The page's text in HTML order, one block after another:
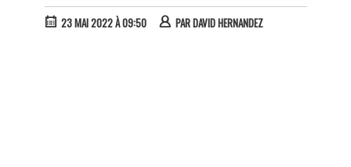
23 MAI 2022 À 09:50 PARDAVID HERNANDEZ